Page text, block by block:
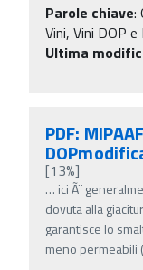
Parole chiave:
Vini, Vini DOP
Ultima
PDF:
[13%]
… ici Ã¨
dovuta alla
garantisce lo
meno permeabili